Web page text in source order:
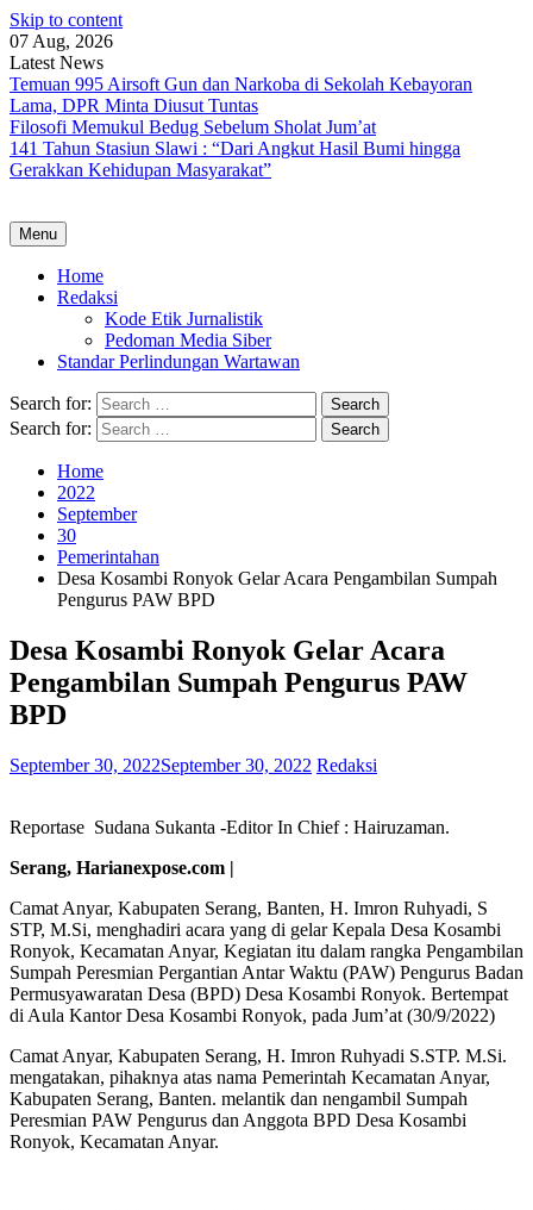
Skip to content
07 Aug, 2026
Latest News
Temuan 995 Airsoft Gun dan Narkoba di Sekolah Kebayoran
Lama, DPR Minta Diusut Tuntas
Filosofi Memukul Bedug Sebelum Sholat Jum’at
141 Tahun Stasiun Slawi : “Dari Angkut Hasil Bumi hingga
Gerakkan Kehidupan Masyarakat”
Menu
Home
Redaksi
Kode Etik Jurnalistik
Pedoman Media Siber
Standar Perlindungan Wartawan
Search for:
Search for:
Home
2022
September
30
Pemerintahan
Desa Kosambi Ronyok Gelar Acara Pengambilan Sumpah
Pengurus PAW BPD
Desa Kosambi Ronyok Gelar Acara
Pengambilan Sumpah Pengurus PAW
BPD
September 30, 2022September 30, 2022 Redaksi
Reportase Sudana Sukanta -Editor In Chief : Hairuzaman.
Serang, Harianexpose.com |
Camat Anyar, Kabupaten Serang, Banten, H. Imron Ruhyadi, S
STP, M.Si, menghadiri acara yang di gelar Kepala Desa Kosambi
Ronyok, Kecamatan Anyar, Kegiatan itu dalam rangka Pengambilan
Sumpah Peresmian Pergantian Antar Waktu (PAW) Pengurus Badan
Permusyawaratan Desa (BPD) Desa Kosambi Ronyok. Bertempat
di Aula Kantor Desa Kosambi Ronyok, pada Jum’at (30/9/2022)
Camat Anyar, Kabupaten Serang, H. Imron Ruhyadi S.STP. M.Si.
mengatakan, pihaknya atas nama Pemerintah Kecamatan Anyar,
Kabupaten Serang, Banten. melantik dan nengambil Sumpah
Peresmian PAW Pengurus dan Anggota BPD Desa Kosambi
Ronyok, Kecamatan Anyar.